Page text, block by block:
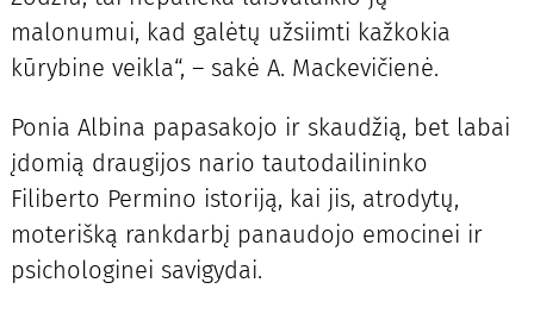
malonumui, kad galėtų užsiimti kažkokia
kūrybine veikla“, – sakė A. Mackevičienė.
Ponia Albina papasakojo ir skaudžią, bet labai
įdomią draugijos nario tautodailininko
Filiberto Permino istoriją, kai jis, atrodytų,
moterišką rankdarbį panaudojo emocinei ir
psichologinei savigydai.